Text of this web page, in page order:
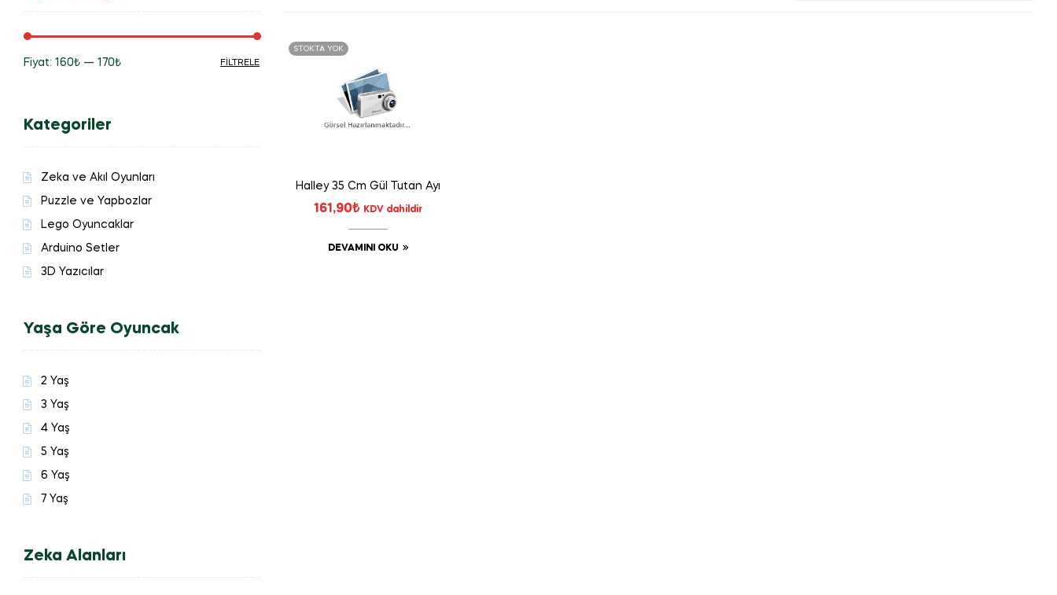
STOKTA YOK
Halley 35 Cm Gül Tutan Ayı
161,90₺ KDV dahildir
DEVAMINI OKU
FILTRELE
Fiyat: 160₺ — 170₺
Kategoriler
Zeka ve Akıl Oyunları
Puzzle ve Yapbozlar
Lego Oyuncaklar
Arduino Setler
3D Yazıcılar
Yaşa Göre Oyuncak
2 Yaş
3 Yaş
4 Yaş
5 Yaş
6 Yaş
7 Yaş
Zeka Alanları